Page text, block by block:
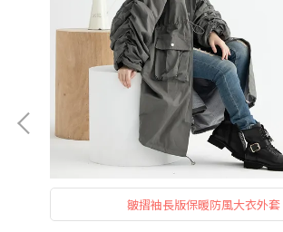
皺摺袖長版保暖防風大衣外套